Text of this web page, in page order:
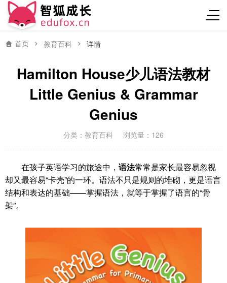
首页 教育百科 详情
Hamilton House少儿语法教材
Little Genius & Grammar
Genius
分类： 教育百科 浏览量：126
在孩子英语学习的旅途中， 语法常常是家长最容易忽视
却又最容易“卡壳”的一环。语法不只是规则的堆砌，更是语言
结构和表达的基础——掌握语法，就等于掌握了语言的“骨
架”。